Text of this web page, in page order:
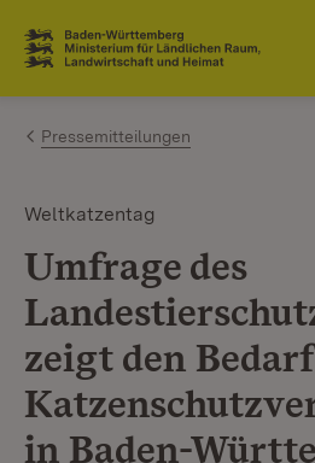
Zum Inhalt springen
Link zur Startseite
Pressemitteilungen
Weltkatzentag
Umfrage des
zeigt den
in Baden-